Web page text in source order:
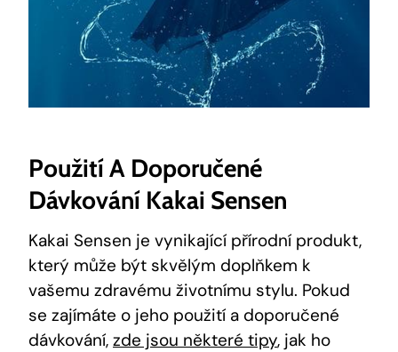
Použití A Doporučené
Dávkování Kakai ‍Sensen
Kakai⁢ Sensen je vynikající⁢ přírodní produkt,
který ⁣může být skvělým doplňkem​ k⁤
vašemu ⁣zdravému životnímu stylu. Pokud
se ⁢zajímáte o⁢ jeho ⁢použití a doporučené
‌dávkování, zde jsou některé tipy,⁤ jak ‍ho